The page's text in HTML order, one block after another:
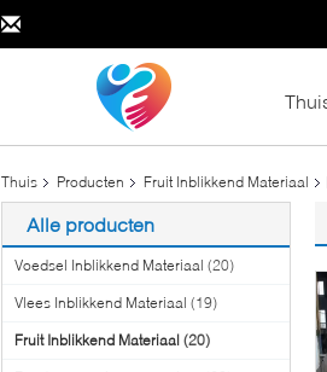
Thuis Producten Fruit Inblikkend Materiaal
Alle producten
Voedsel Inblikkend Materiaal (20)
Vlees Inblikkend Materiaal (19)
Fruit Inblikkend Materiaal (20)